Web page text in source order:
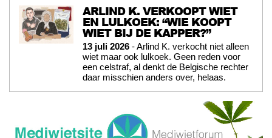
ARLIND K. VERKOOPT WIET
EN LULKOEK: “WIE KOOPT
WIET BIJ DE KAPPER?”
13 juli 2026 - Arlind K. verkocht niet alleen
wiet maar ook lulkoek. Geen reden voor
een celstraf, al denkt de Belgische rechter
daar misschien anders over, helaas.